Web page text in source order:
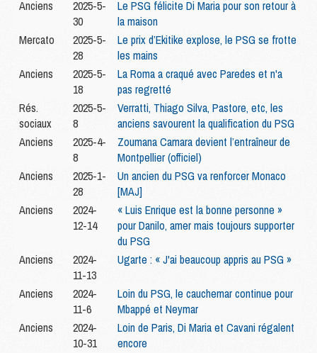
Anciens
2025-5-
30
Le PSG félicite Di Maria pour son retour à
la maison
Mercato
2025-5-
28
Le prix d’Ekitike explose, le PSG se frotte
les mains
Anciens
2025-5-
18
La Roma a craqué avec Paredes et n'a
pas regretté
Rés.
sociaux
2025-5-
8
Verratti, Thiago Silva, Pastore, etc, les
anciens savourent la qualification du PSG
Anciens
2025-4-
8
Zoumana Camara devient l’entraîneur de
Montpellier (officiel)
Anciens
2025-1-
28
Un ancien du PSG va renforcer Monaco
[MAJ]
Anciens
2024-
12-14
« Luis Enrique est la bonne personne »
pour Danilo, amer mais toujours supporter
du PSG
Anciens
2024-
11-13
Ugarte : « J'ai beaucoup appris au PSG »
Anciens
2024-
11-6
Loin du PSG, le cauchemar continue pour
Mbappé et Neymar
Anciens
2024-
10-31
Loin de Paris, Di Maria et Cavani régalent
encore